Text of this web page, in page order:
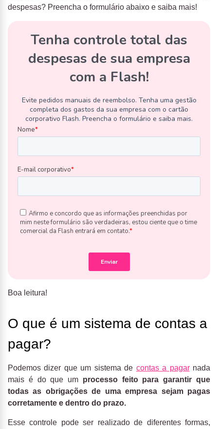
despesas? Preencha o formulário abaixo e saiba mais!
Boa leitura!
O que é um sistema de contas a
pagar?
Podemos dizer que um sistema de contas a pagarnada
mais é do que um processo feito para garantir que
todas as obrigações de uma empresa sejam pagas
corretamente e dentro do prazo.
Esse controle pode ser realizado de diferentes formas,